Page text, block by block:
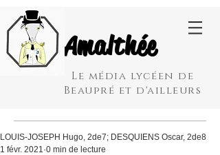
Amalthée
Le média lycéen de
Beaupré et d'ailleurs
LOUIS-JOSEPH Hugo, 2de7; DESQUIENS Oscar, 2de8
1 févr. 2021 0 min de lecture